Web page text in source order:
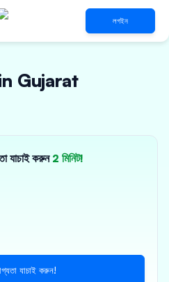
লগইন
in Gujarat
যাচাই করুন 2 মিনিট!
যাচাই করুন!